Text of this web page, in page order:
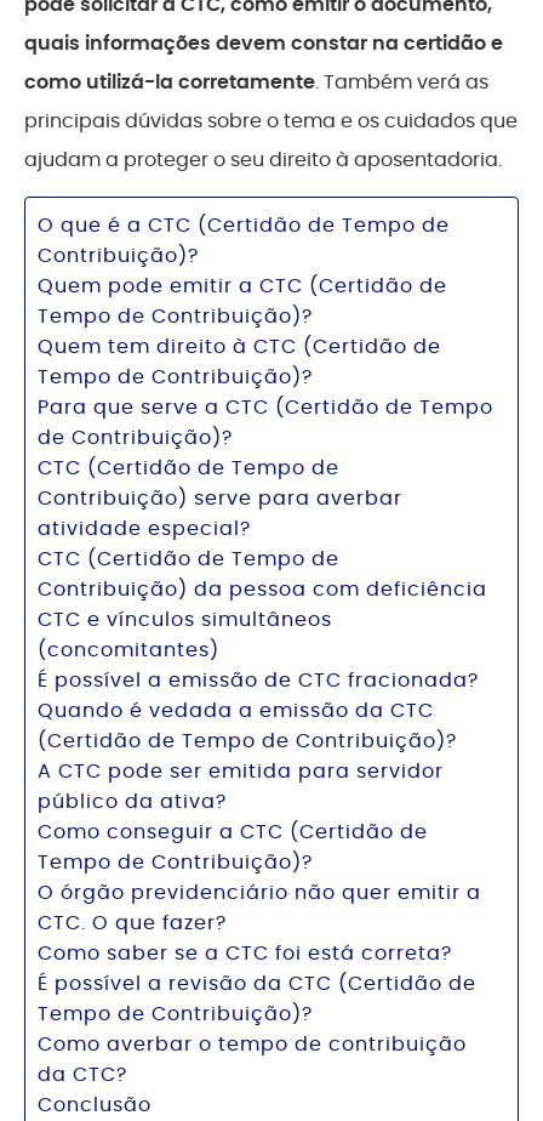
quais informações devem constar na certidão e
como utilizá-la corretamente. Também verá as
principais dúvidas sobre o tema e os cuidados que
ajudam a proteger o seu direito à aposentadoria.
O que é a CTC (Certidão de Tempo de
Contribuição)?
Quem pode emitir a CTC (Certidão de
Tempo de Contribuição)?
Quem tem direito à CTC (Certidão de
Tempo de Contribuição)?
Para que serve a CTC (Certidão de Tempo
de Contribuição)?
CTC (Certidão de Tempo de
Contribuição) serve para averbar
atividade especial?
CTC (Certidão de Tempo de
Contribuição) da pessoa com deficiência
CTC e vínculos simultâneos
(concomitantes)
É possível a emissão de CTC fracionada?
Quando é vedada a emissão da CTC
(Certidão de Tempo de Contribuição)?
A CTC pode ser emitida para servidor
público da ativa?
Como conseguir a CTC (Certidão de
Tempo de Contribuição)?
O órgão previdenciário não quer emitir a
CTC. O que fazer?
Como saber se a CTC foi está correta?
É possível a revisão da CTC (Certidão de
Tempo de Contribuição)?
Como averbar o tempo de contribuição
da CTC?
Conclusão